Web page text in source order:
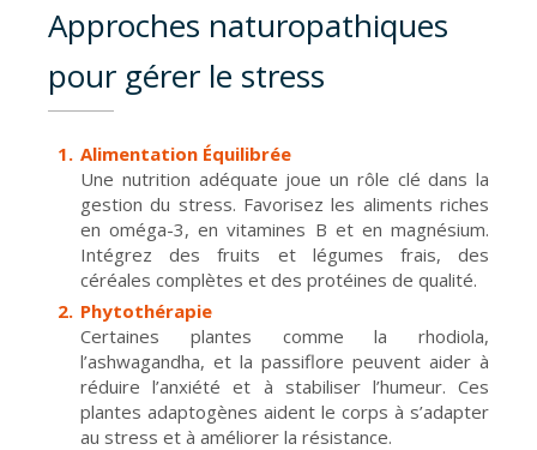
Approches naturopathiques
pour gérer le stress
Alimentation Équilibrée
Une nutrition adéquate joue un rôle clé dans la
gestion du stress. Favorisez les aliments riches
en oméga-3, en vitamines B et en magnésium.
Intégrez des fruits et légumes frais, des
céréales complètes et des protéines de qualité.
Phytothérapie
Certaines plantes comme la rhodiola,
l’ashwagandha, et la passiflore peuvent aider à
réduire l’anxiété et à stabiliser l’humeur. Ces
plantes adaptogènes aident le corps à s’adapter
au stress et à améliorer la résistance.